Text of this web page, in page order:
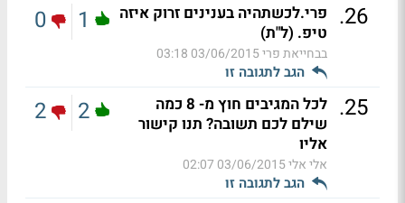
26
. פרי.לכשתהיה בענינים זרוק איזה
טיפ. (ל"ת)
בבחייאת פרי03/06/2015 03:18
הגב לתגובה זו
1
0
25
.
לכל המגיבים חוץ מ- 8 כמה
שילם לכם תשובה? תנו קישור
אליו
אלי אלי03/06/2015 02:07
הגב לתגובה זו
2
2